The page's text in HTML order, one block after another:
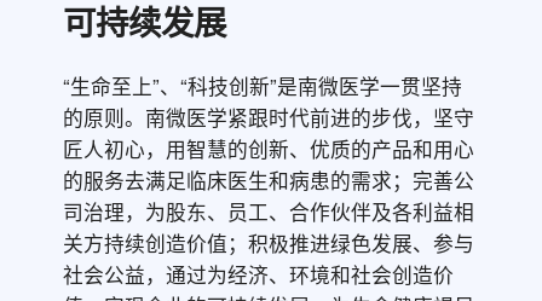
可持续发展
“生命至上”、“科技创新”是南微医学一贯坚持
的原则。南微医学紧跟时代前进的步伐，坚守
匠人初心，用智慧的创新、优质的产品和用心
的服务去满足临床医生和病患的需求；完善公
司治理，为股东、员工、合作伙伴及各利益相
关方持续创造价值；积极推进绿色发展、参与
社会公益，通过为经济、环境和社会创造价